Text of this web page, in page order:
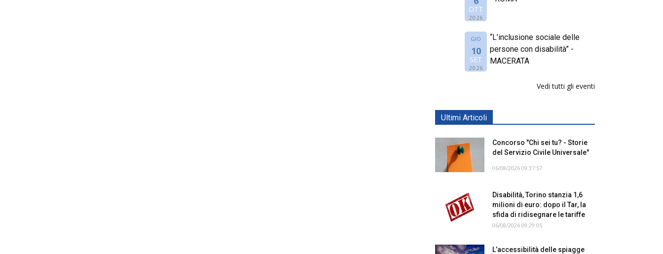
OTT
2026
GIO
10
SET
2026
“L’inclusione sociale delle
persone con disabilità” -
MACERATA
Vedi tutti gli eventi
Ultimi Articoli
Concorso "Chi sei tu? - Storie
del Servizio Civile Universale"
06/08/2026 09:37:57
Disabilità, Torino stanzia 1,6
milioni di euro: dopo il Tar, la
sfida di ridisegnare le tariffe
06/08/2026 09:29:05
L’accessibilità delle spiagge